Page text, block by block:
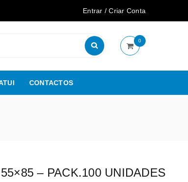
Entrar /Criar Conta
0
CONTACTOS
– PACK.100 UNIDADES